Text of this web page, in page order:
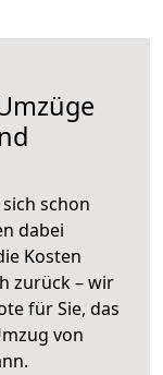
schon
dabei
Kosten
zurück – wir
für Sie, das
von